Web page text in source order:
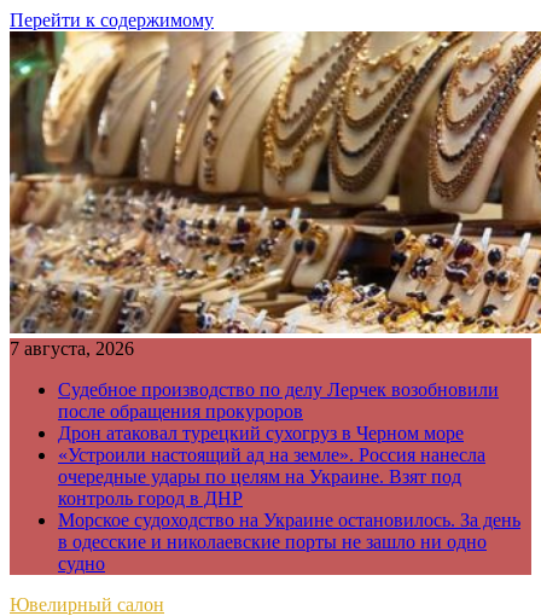
Перейти к содержимому
7 августа, 2026
Судебное производство по делу Лерчек возобновили
после обращения прокуроров
Дрон атаковал турецкий сухогруз в Черном море
«Устроили настоящий ад на земле». Россия нанесла
очередные удары по целям на Украине. Взят под
контроль город в ДНР
Морское судоходство на Украине остановилось. За день
в одесские и николаевские порты не зашло ни одно
судно
Ювелирный салон